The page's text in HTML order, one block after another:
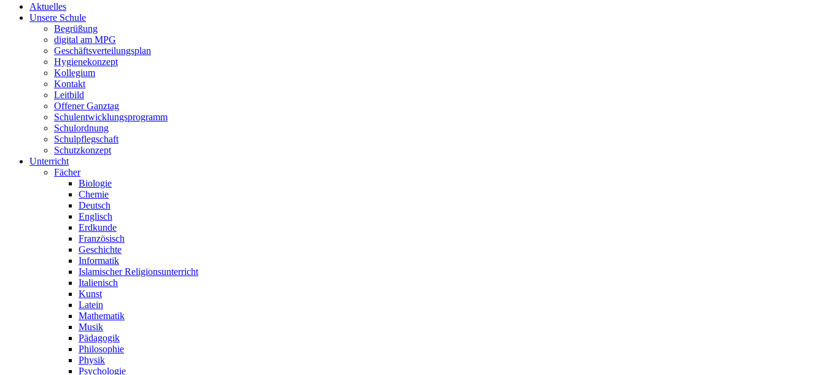
Aktuelles
Unsere Schule
Begrüßung
digital am MPG
Geschäftsverteilungsplan
Hygienekonzept
Kollegium
Kontakt
Leitbild
Offener Ganztag
Schulentwicklungsprogramm
Schulordnung
Schulpflegschaft
Schutzkonzept
Unterricht
Fächer
Biologie
Chemie
Deutsch
Englisch
Erdkunde
Französisch
Geschichte
Informatik
Islamischer Religionsunterricht
Italienisch
Kunst
Latein
Mathematik
Musik
Pädagogik
Philosophie
Physik
Psychologie